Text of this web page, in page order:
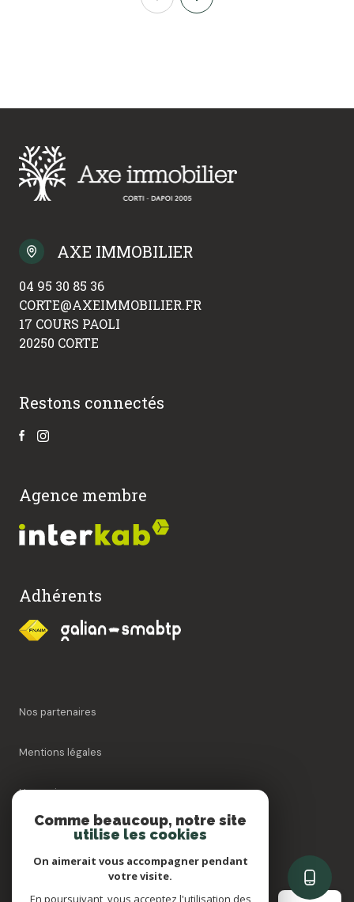
AXE IMMOBILIER
04 95 30 85 36
CORTE@AXEIMMOBILIER.FR
17 COURS PAOLI
20250 CORTE
Restons connectés
Agence membre
Adhérents
Nos partenaires
Mentions légales
Honoraires
Comme beaucoup, notre site
utilise les cookies
On aimerait vous accompagner pendant
votre visite.
En poursuivant, vous acceptez l'utilisation des